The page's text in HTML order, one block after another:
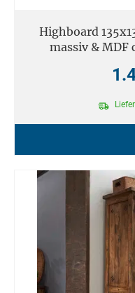
Highboard
massiv & MDF